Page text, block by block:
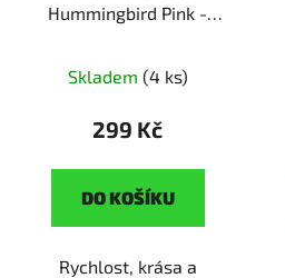
Hummingbird Pink -
pro milovníky přírody
Skladem (4 ks)
299 Kč
DO KOŠÍKU
Rychlost, krása a